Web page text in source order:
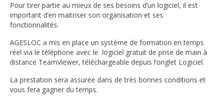
Pour tirer partie au mieux de ses besoins d’un logiciel, il est
important d’en maitriser son organisation et ses
fonctionnalités.
AGESLOC a mis en place un système de formation en temps
réel via le téléphone avec le logiciel gratuit de prise de main à
distance TeamViewer, téléchargeable depuis l’onglet Logiciel.
La prestation sera assurée dans de très bonnes conditions et
vous fera gagner du temps.